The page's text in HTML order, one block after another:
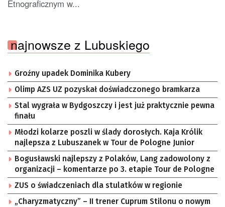
Etnograficznym w...
najnowsze z Lubuskiego
Groźny upadek Dominika Kubery
Olimp AZS UZ pozyskał doświadczonego bramkarza
Stal wygrała w Bydgoszczy i jest już praktycznie pewna
finału
Młodzi kolarze poszli w ślady dorosłych. Kaja Królik
najlepsza z Lubuszanek w Tour de Pologne Junior
Bogusławski najlepszy z Polaków, Lang zadowolony z
organizacji – komentarze po 3. etapie Tour de Pologne
ZUS o świadczeniach dla stulatków w regionie
„Charyzmatyczny” – II trener Cuprum Stilonu o nowym